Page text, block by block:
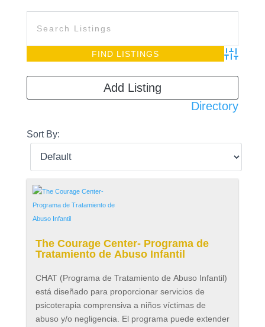
Advanced
Directory
Add Listing
Sort By:
The Courage Center- Programa de
Tratamiento de Abuso Infantil
CHAT (Programa de Tratamiento de Abuso Infantil)
está diseñado para proporcionar servicios de
psicoterapia comprensiva a niños víctimas de
abuso y/o negligencia. El programa puede extender